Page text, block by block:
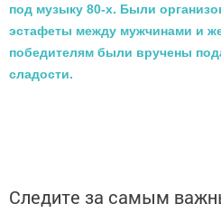
под музыку 80-х. Были
эстафеты между мужчинами и
победителям были вручены
сладости.
Следите за самым